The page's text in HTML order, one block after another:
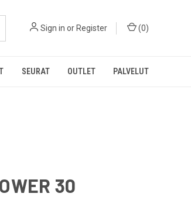
Sign in orRegister (0)
SEURAT OUTLET PALVELUT
30